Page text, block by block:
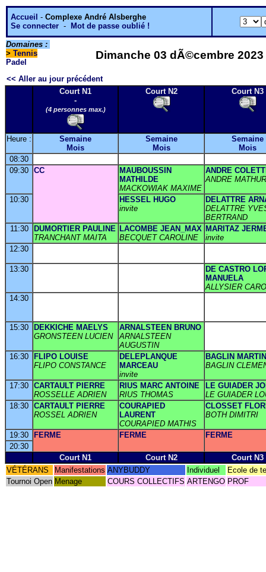
Accueil - Complexe André Alsberghe
Se connecter - Mot de passe oublié !
Domaines :
> Tennis
Padel
Dimanche 03 dÃ©cembre
<< Aller au jour précédent
Court N1
-
(4 personnes max.)
Court N2 Court N3
Heure :
Semaine
Mois
Semaine
Mois
Semaine
Mois
08:30
09:30 CC
MAUBOUSSIN
MATHILDE
MACKOWIAK MAXIME
ANDRE
ANDRE
10:30
HESSEL HUGO
invite
DELATTRE
DELATTRE
BERTRAND
11:30
DUMORTIER PAULINE
TRANCHANT MAITA
LACOMBE JEAN_MAX
BECQUET CAROLINE
MARITAZ
invite
12:30
13:30
DE CASTRO
MANUELA
ALLYSIER
14:30
15:30
DEKKICHE MAELYS
GRONSTEEN LUCIEN
ARNALSTEEN BRUNO
ARNALSTEEN
AUGUSTIN
16:30
FLIPO LOUISE
FLIPO CONSTANCE
DELEPLANQUE
MARCEAU
invite
BAGLIN MARTIN
BAGLIN
17:30 CARTAULT PIERRE
ROSSELLE ADRIEN
RIUS MARC ANTOINE
RIUS THOMAS
LE GUIADER
LE GUIADER
18:30 CARTAULT PIERRE
ROSSEL ADRIEN
COURAPIED
LAURENT
COURAPIED MATHIS
CLOSSET
BOTH DIMITRI
19:30 FERME FERME
FERME
20:30
Court N1
Court N2
Court N3
VÉTÉRANS
Manifestations ANYBUDDY Individuel
Ecole de
Tournoi Open Menage COURS COLLECTIFS ARTENGO PROF